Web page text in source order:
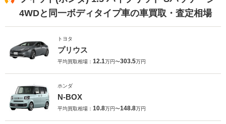
4WDと同一ボディタイプ車の車買取・査定相場
トヨタ
プリウス
平均買取相場： 12.1万円〜303.5万円
ホンダ
N-BOX
平均買取相場： 10.8万円〜148.8万円